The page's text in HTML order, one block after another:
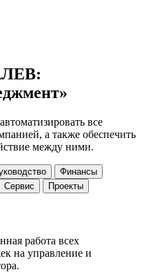
все
а также обеспечить
между ними.
Финансы
Сервис Проекты
работа всех
на управление и